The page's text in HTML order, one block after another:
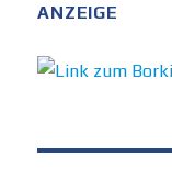
ANZEIGE